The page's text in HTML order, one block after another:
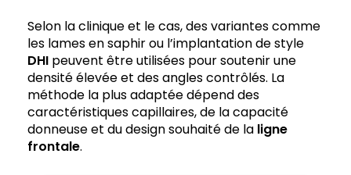
Selon la clinique et le cas, des variantes comme
les lames en saphir ou l’implantation de style
DHI peuvent être utilisées pour soutenir une
densité élevée et des angles contrôlés. La
méthode la plus adaptée dépend des
caractéristiques capillaires, de la capacité
donneuse et du design souhaité de la ligne
frontale.